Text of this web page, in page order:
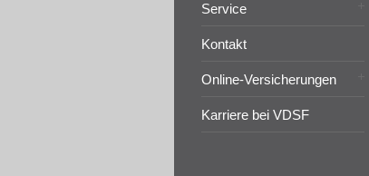
Service
Kontakt
Online-Versicherungen
Karriere bei VDSF